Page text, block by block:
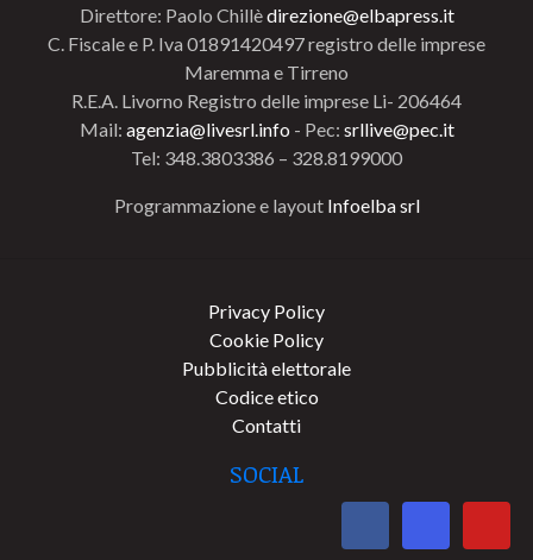
Direttore: Paolo Chillèdirezione@elbapress.it
C. Fiscale e P. Iva 01891420497 registro delle imprese
Maremma e Tirreno
R.E.A. Livorno Registro delle imprese Li- 206464
Mail: agenzia@livesrl.info - Pec: srllive@pec.it
Tel: 348.3803386 – 328.8199000
Programmazione e layout Infoelba srl
Privacy Policy
Cookie Policy
Pubblicità elettorale
Codice etico
Contatti
SOCIAL